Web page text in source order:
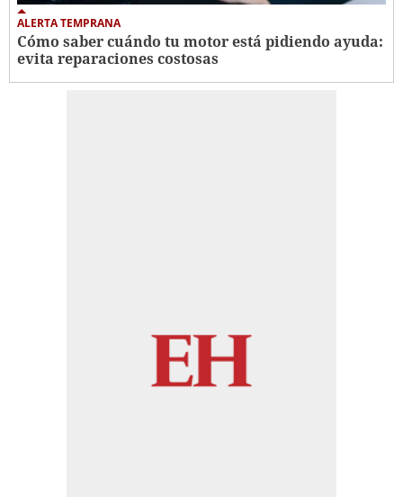
ALERTA TEMPRANA
Cómo saber cuándo tu motor está pidiendo ayuda:
evita reparaciones costosas